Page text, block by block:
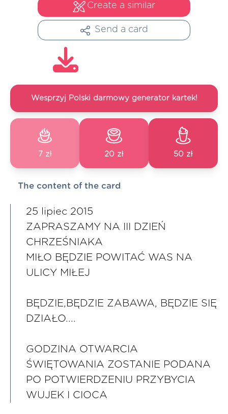
Create a similar
Send a card
Wesprzyj Polski darmowy generator kartek!
7 zł 20 zł 50 zł
The content of the card
25 lipiec 2015
ZAPRASZAMY NA III DZIEŃ
CHRZEŚNIAKA
MIŁO BĘDZIE POWITAĆ WAS NA
ULICY MIŁEJ
BĘDZIE,BĘDZIE ZABAWA, BĘDZIE SIĘ
DZIAŁO....
GODZINA OTWARCIA
ŚWIĘTOWANIA ZOSTANIE PODANA
PO POTWIERDZENIU PRZYBYCIA
WUJEK I CIOCA